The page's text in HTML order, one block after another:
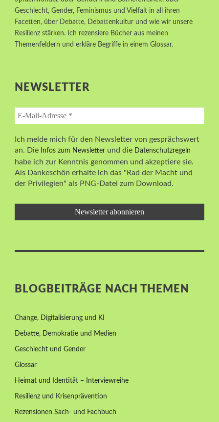
Geschlecht, Gender, Feminismus und Vielfalt in all ihren
Facetten, über Debatte, Debattenkultur und wie wir unsere
Resilienz stärken. Ich rezensiere Bücher aus meinen
Themenfeldern und erkläre Begriffe in einem Glossar.
NEWSLETTER
Ich melde mich für den Newsletter von gesprächswert
an. Die
Infos zum Newsletter und die Datenschutzregeln
habe ich zur Kenntnis genommen und akzeptiere sie.
Als Dankeschön erhalte ich das "Rad der Macht und
der Privilegien" als PNG-Datei zum Download.
BLOGBEITRÄGE NACH THEMEN
Change, Digitalisierung und KI
Debatte, Demokratie und Medien
Geschlecht und Gender
Glossar
Heimat und Identität – Interviewreihe
Resilienz und Krisenprävention
Rezensionen Sach- und Fachbuch